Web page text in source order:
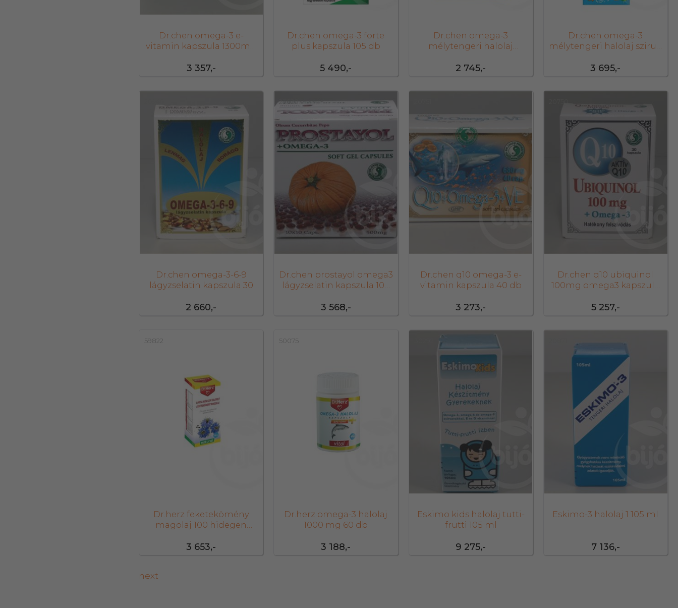
3 357,-
Dr.chen omega-3 e-
vitamin kapszula 1300mg
5 490,-
Dr.chen omega-3 forte
plus kapszula 105 db
2 745,-
Dr.chen omega-3
mélytengeri halolaj
3 695,-
Dr.chen omega-3
mélytengeri halolaj szirup
2 660,-
Dr.chen omega-3-6-9
lágyzselatin kapszula 30
23620
3 568,-
Dr.chen prostayol omega3
lágyzselatin kapszula 100
3 273,-
Dr.chen q10 omega-3 e-
vitamin kapszula 40 db
5 257,-
Dr.chen q10 ubiquinol
100mg omega3 kapszula
59822
3 653,-
Dr.herz feketekömény
magolaj 100 hidegen
50075
3 188,-
Dr.herz omega-3 halolaj
1000 mg 60 db
9 275,-
Eskimo kids halolaj tutti-
frutti 105 ml
7 136,-
Eskimo-3 halolaj 1 105 ml
next